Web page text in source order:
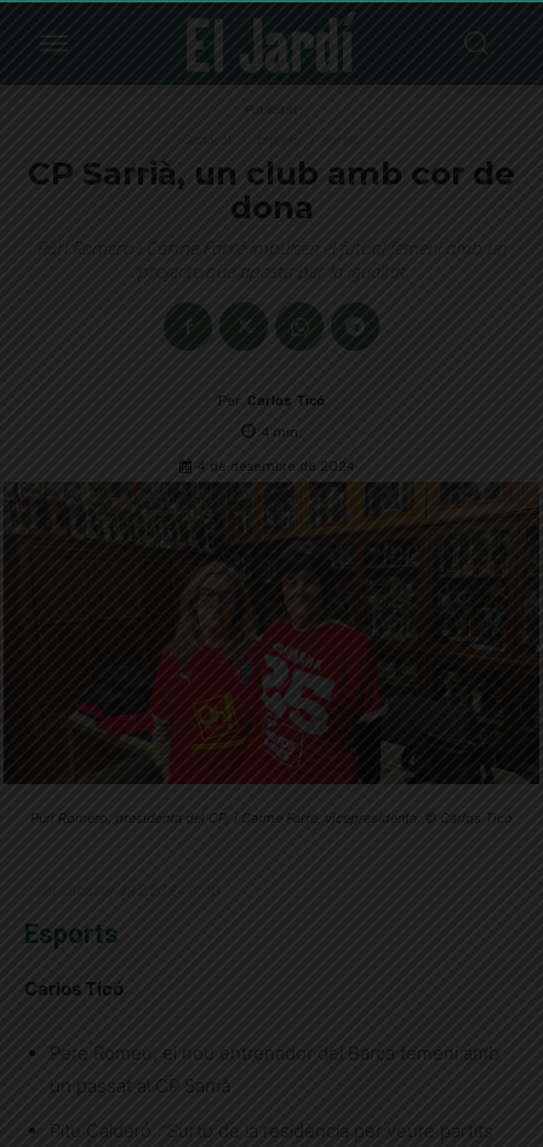
Publicitat
CP Sarrià, un club amb cor de
dona
Puri Romero i Carme Farré impulsen el futbol femení amb un
projecte que aposta per la igualtat
Per Carlos Ticó
4 min.
4 de desembre de 2024
Puri Romero, presidenta del CP, i Carme Farré, vicepresidenta. © Carlos Ticó
Esports
Carlos Ticó
Pere Romeu, el nou entrenador del Barça femení amb
un passat al CP Sarrià
Pitu Calderó: “Surto de la residència per veure partits